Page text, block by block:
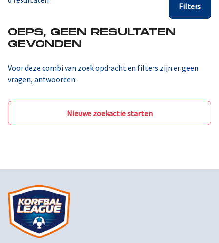
Filters
OEPS, GEEN RESULTATEN
GEVONDEN
Voor deze combi van zoek opdracht en filters zijn er geen
vragen, antwoorden
Nieuwe zoekactie starten